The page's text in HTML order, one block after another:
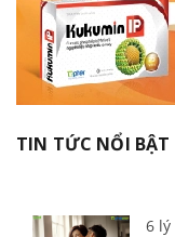
TIN TỨC NỔI BẬT
6